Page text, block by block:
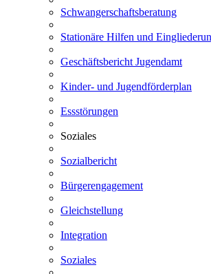
Schwangerschaftsberatung
Stationäre Hilfen und
Geschäftsbericht Jugendamt
Kinder- und Jugendförderplan
Essstörungen
Soziales
Sozialbericht
Bürgerengagement
Gleichstellung
Integration
Soziales